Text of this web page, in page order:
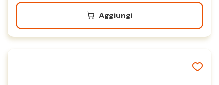
Aggiungi